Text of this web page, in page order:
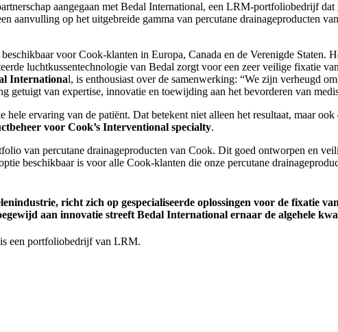
aangegaan met Bedal International, een LRM-portfoliobedrijf dat
aanvulling op het uitgebreide gamma van percutane drainageproducten
voor Cook-klanten in Europa, Canada en de Verenigde Staten.
luchtkussentechnologie van Bedal zorgt voor een zeer veilige fixatie
International, is enthousiast over de samenwerking: “We zijn verheugd
getuigt van expertise, innovatie en toewijding aan het bevorderen van
ervaring van de patiënt. Dat betekent niet alleen het resultaat, maar
voor Cook’s Interventional specialty.
van percutane drainageproducten van Cook. Dit goed ontworpen en
beschikbaar is voor alle Cook-klanten die onze percutane
richt zich op gespecialiseerde oplossingen voor de fixatie
aan innovatie streeft Bedal International ernaar de algehele
een portfoliobedrijf van LRM.